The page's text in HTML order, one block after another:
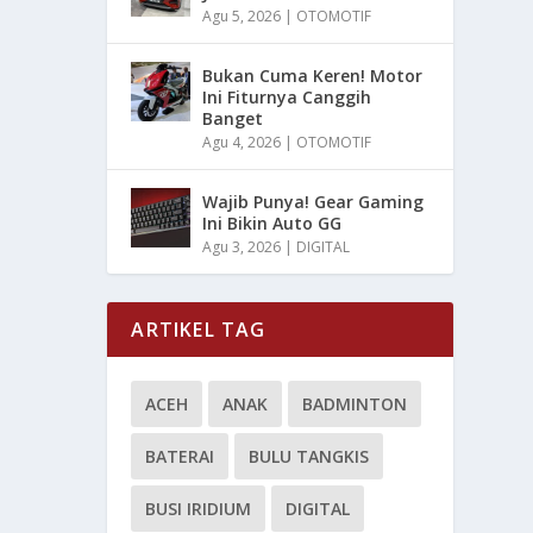
Agu 5, 2026 | OTOMOTIF
Bukan Cuma Keren! Motor
Ini Fiturnya Canggih
Banget
Agu 4, 2026 | OTOMOTIF
Wajib Punya! Gear Gaming
Ini Bikin Auto GG
Agu 3, 2026 | DIGITAL
ARTIKEL TAG
ACEH ANAK BADMINTON
BATERAI BULU TANGKIS
BUSI IRIDIUM DIGITAL